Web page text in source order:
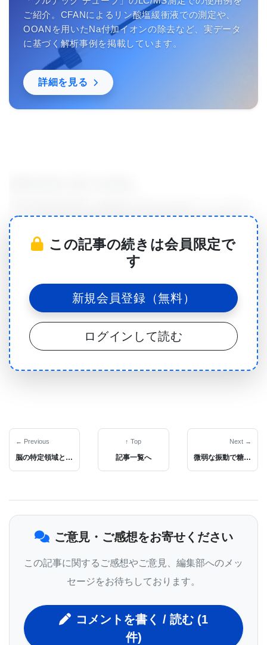
ご紹介。CFANによるリン酸塩緩衝液での測定や、
OOANを用いたNa付加イオンの除去など、実データ
に基づく解析事例を掲載しています。
詳細を見る
ディア#NextUHPLC を通じて発表される予定であ
る。
Agilent Technologies Inc.は、世界有数の計測機器会
社であり、化学分析、ライフサイエンス、診断、エ
レクトロニクス、通信技術のリーダーである。同社
の20,600人の従業員は100カ国以上で顧客にサービ
2013年9月19日、Agilentは、その電子計測事業をス
ている。新会社の名称は、Keysight Technologies,
Inc.であり、分社は2014年11月初期に完了される予
定である。
■原著へのリンクは英語版をご覧ください:
Introduce Innovation in Ultra-High-Performance
この記事の続きは会員限定で
す
新規会員登録（無料）
ログインして読む
← Previous
脳の特定領域と飲酒傾向の関係究明近づく
↑ Top
記事一覧へ
Next →
微弱な振動で糖尿病患者の傷害治癒が加速の可能性
ご意見・ご感想をお寄せください
この記事に関するご感想やご意見、編集部へのメッ
セージをお待ちしております。
コメントを書く / 読む (1
件)